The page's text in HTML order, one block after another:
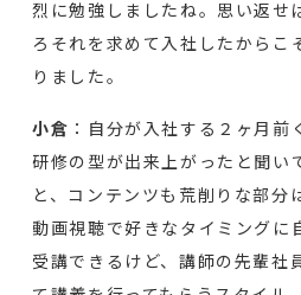
烈に勉強しましたね。思い返せ
ろそれを求めて入社したからこ
りました。
小倉 ：自分が入社する２ヶ月前
研修の型が出来上がったと聞い
と、コンテンツも荒削りな部分
動画視聴で好きなタイミングに
受講できるけど、講師の先輩社